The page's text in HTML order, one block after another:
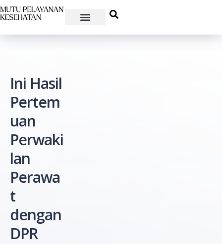
Ini Hasil
Pertem
uan
Perwaki
lan
Perawa
t
dengan
DPR